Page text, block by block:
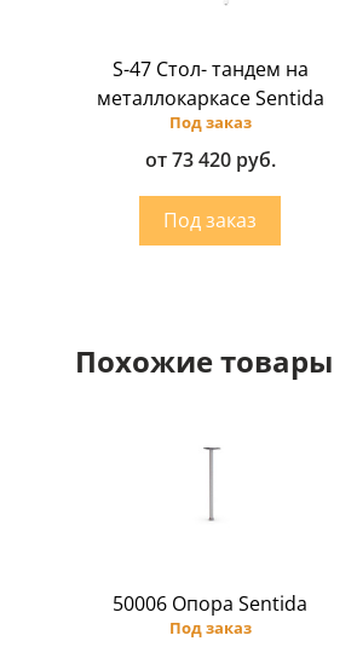
S-47 Стол- тандем на
металлокаркасе Sentida
Под заказ
от 73 420 руб.
Похожие товары
50006 Опора Sentida
Под заказ